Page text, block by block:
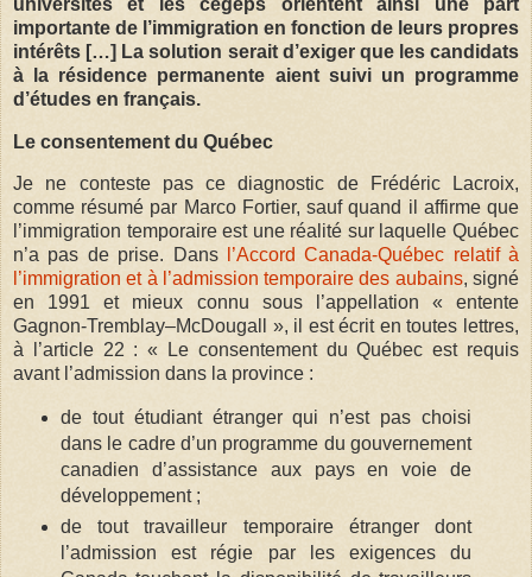
importante de l’immigration en fonction de leurs propres
intérêts […] La solution serait d’exiger que les candidats
à la résidence permanente aient suivi un programme
d’études en français.
Le consentement du Québec
Je ne conteste pas ce diagnostic de Frédéric Lacroix,
comme résumé par Marco Fortier, sauf quand il affirme que
l’immigration temporaire est une réalité sur laquelle Québec
n’a pas de prise. Dans
l’Accord Canada-Québec relatif à
l’immigration et à l’admission temporaire des aubains, signé
en 1991 et mieux connu sous l’appellation « entente
Gagnon-Tremblay–McDougall », il est écrit en toutes lettres,
à l’article 22 : « Le consentement du Québec est requis
avant l’admission dans la province :
de tout étudiant étranger qui n’est pas choisi
dans le cadre d’un programme du gouvernement
canadien d’assistance aux pays en voie de
développement ;
de tout travailleur temporaire étranger dont
l’admission est régie par les exigences du